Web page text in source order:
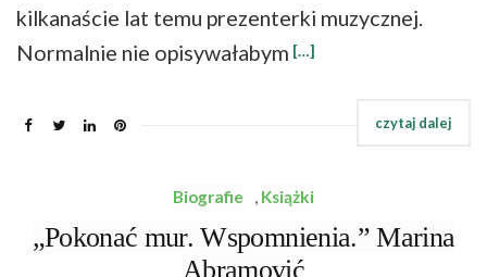
kilkanaście lat temu prezenterki muzycznej.
Normalnie nie opisywałabym […]
Biografie , Książki
„Pokonać mur. Wspomnienia.” Marina
Abramović